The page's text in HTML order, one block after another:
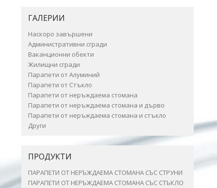
ГАЛЕРИИ
Наскоро завършени
Административни сгради
Ваканционни обекти
Жилищни сгради
Парапети от Алуминий
Парапети от Стъкло
Парапети от неръждаема стомана
Парапети от неръждаема стомана и дърво
Парапети от неръждаема стомана и стъкло
Други
ПРОДУКТИ
ПАРАПЕТИ ОТ НЕРЪЖДАЕМА СТОМАНА СЪС СТРУНИ
ПАРАПЕТИ ОТ НЕРЪЖДАЕМА СТОМАНА СЪС СТЪКЛО